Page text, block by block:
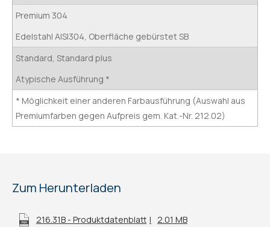
Premium 304
Edelstahl AISI304, Oberfläche gebürstet SB
Standard, Standard plus
Atypische Ausführung *
* Möglichkeit einer anderen Farbausführung (Auswahl aus
Premiumfarben gegen Aufpreis gem. Kat.-Nr. 212.02)
Zum Herunterladen
216.31B - Produktdatenblatt 2.01 MB